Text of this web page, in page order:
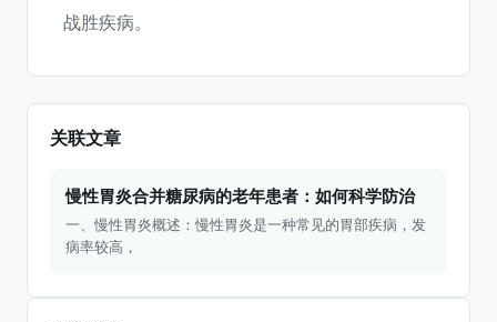
战胜疾病。
关联文章
慢性胃炎合并糖尿病的老年患者：如何科学防治
一、慢性胃炎概述：慢性胃炎是一种常见的胃部疾病，发
病率较高，